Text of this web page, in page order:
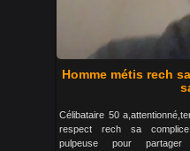
Homme métis rech
Célibataire 50
respect rech sa
pulpeuse pour